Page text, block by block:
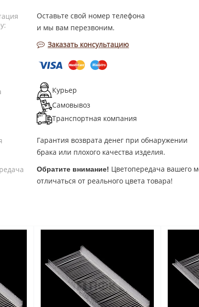
Оставьте свой номер телефона
и мы вам перезвоним.
Заказать консультацию
Курьер
Самовывоз
Транспортная компания
Гарантия возврата денег при обнаружении
брака или плохого качества изделия.
Обратите внимание! Цветопередача вашего
отличаться от реального цвета товара!